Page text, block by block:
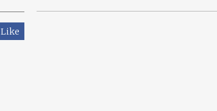
Like